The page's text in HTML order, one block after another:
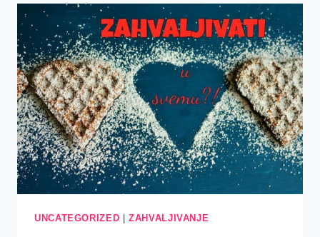
ŽIVOTA
UNCATEGORIZED |ZAHVALJIVANJE